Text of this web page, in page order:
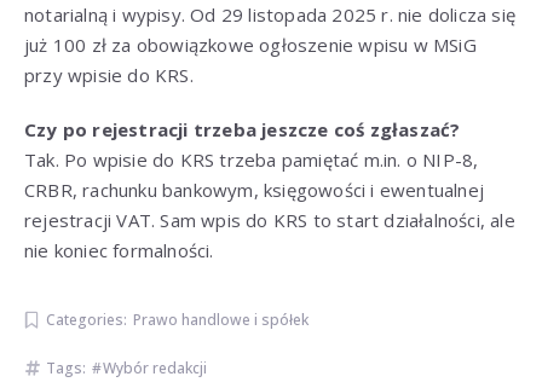
notarialną i wypisy. Od 29 listopada 2025 r. nie dolicza się
już 100 zł za obowiązkowe ogłoszenie wpisu w MSiG
przy wpisie do KRS.
Czy po rejestracji trzeba jeszcze coś zgłaszać?
Tak. Po wpisie do KRS trzeba pamiętać m.in. o NIP-8,
CRBR, rachunku bankowym, księgowości i ewentualnej
rejestracji VAT. Sam wpis do KRS to start działalności, ale
nie koniec formalności.
Categories: Prawo handlowe i spółek
Tags: Wybór redakcji